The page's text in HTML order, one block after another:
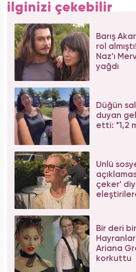
ilginizi çekebilir
Barış
rol
Naz'ı
yağdı
Düğün
duyan
etti: "1,2
Ünlü
çeker'
Bir deri
Ariana
korkuttu